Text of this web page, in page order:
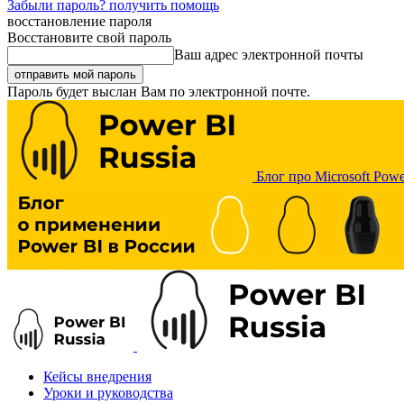
Забыли пароль? получить помощь
восстановление пароля
Восстановите свой пароль
Ваш адрес электронной почты
Пароль будет выслан Вам по электронной почте.
Блог про Microsoft
Кейсы внедрения
Уроки и руководства